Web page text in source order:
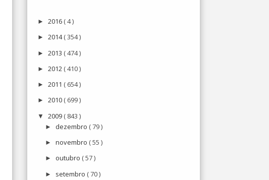
► 2016 ( 4 )
► 2014( 354 )
► 2013 ( 474 )
► 2012 ( 410 )
► 2011 ( 654 )
► 2010 ( 699 )
▼ 2009 ( 843 )
► dezembro ( 79 )
►novembro ( 55 )
► outubro ( 57 )
► setembro ( 70 )